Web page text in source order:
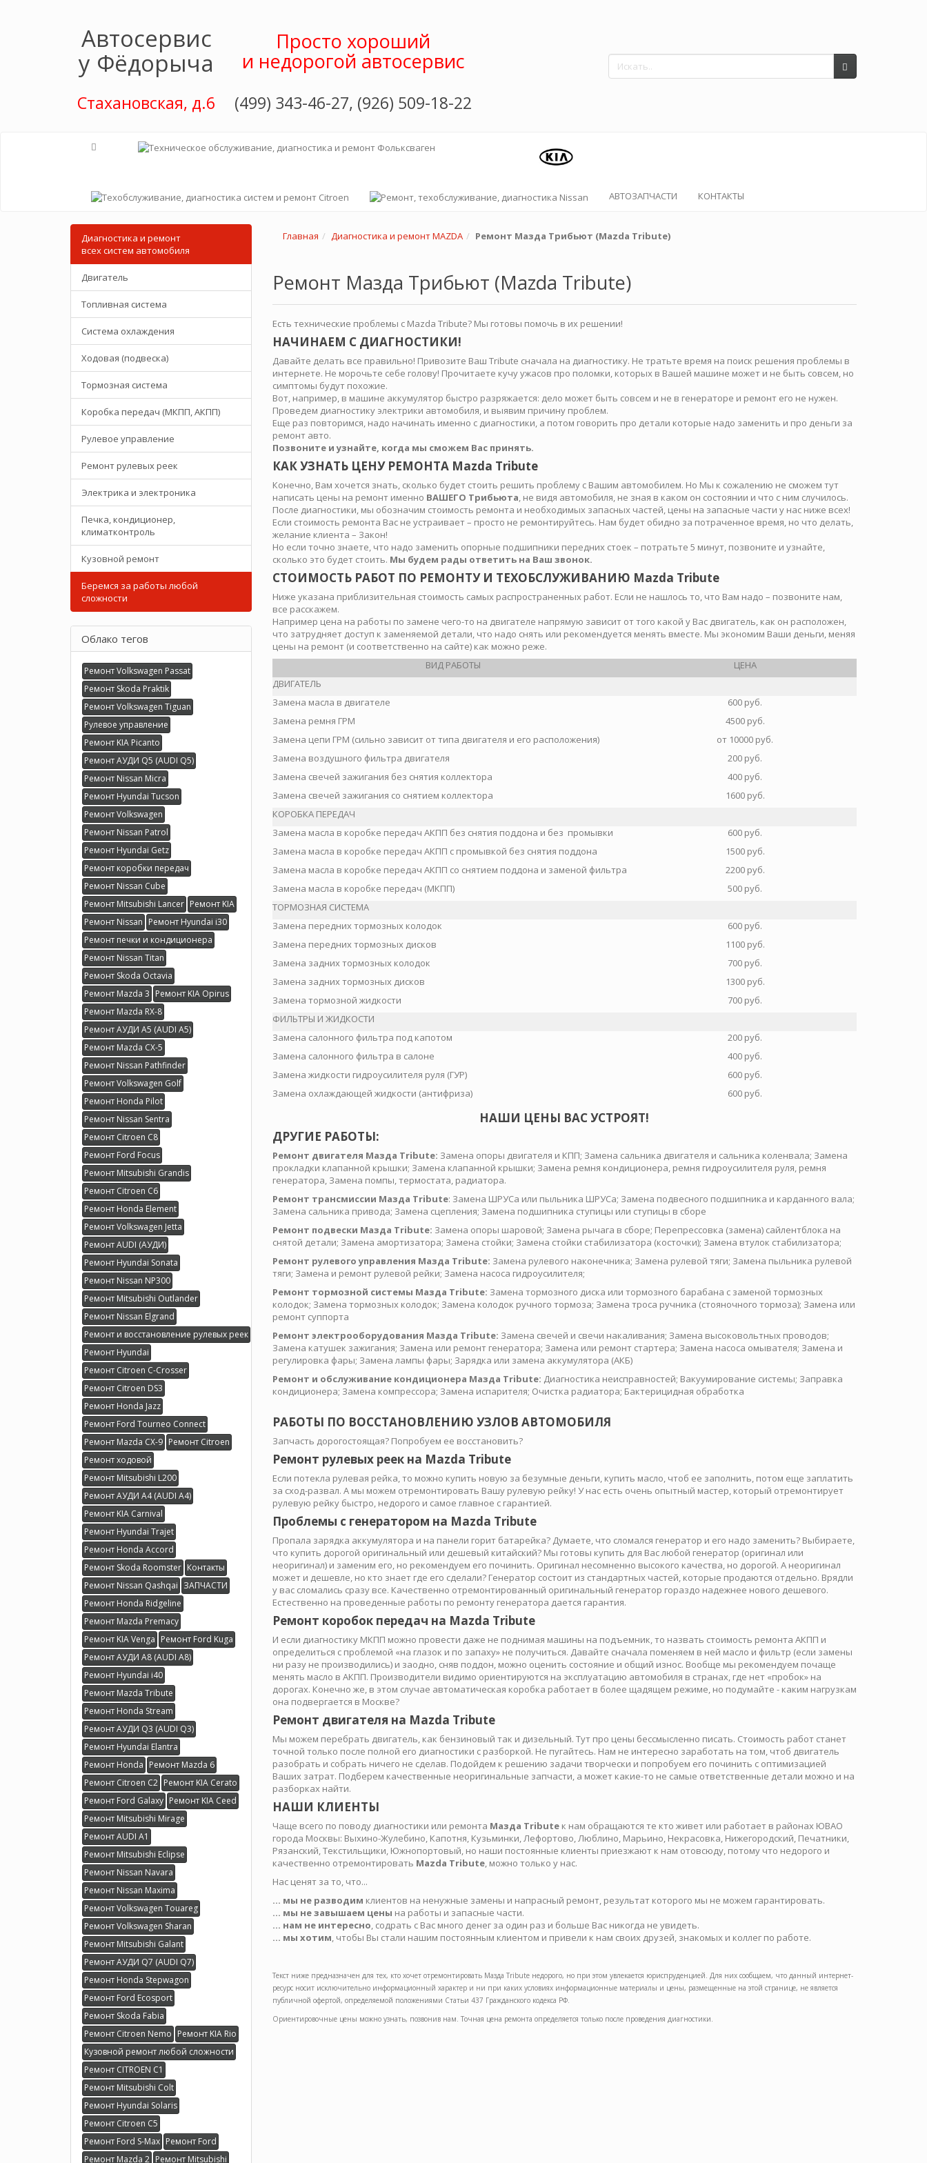
Автосервис
у Фёдорыча
Просто хороший
и недорогой автосервис
Стахановская, д.6 (499) 343-46-27, (926) 509-18-22
АВТОЗАПЧАСТИ КОНТАКТЫ
Диагностика и ремонт
всех cистем автомобиля
Двигатель
Топливная система
Система охлаждения
Ходовая (подвеска)
Тормозная система
Коробка передач (МКПП, АКПП)
Рулевое управление
Ремонт рулевых реек
Электрика и электроника
Печка, кондиционер,
климатконтроль
Кузовной ремонт
Беремся за работы любой
сложности
Облако тегов
Ремонт Volkswagen Passat
Ремонт Skoda Praktik
Ремонт Volkswagen Tiguan
Рулевое управление
Ремонт KIA Picanto
Ремонт АУДИ Q5 (AUDI Q5)
Ремонт Nissan Micra
Ремонт Hyundai Tucson
Ремонт Volkswagen
Ремонт Nissan Patrol
Ремонт Hyundai Getz
Ремонт коробки передач
Ремонт Nissan Cube
Ремонт Mitsubishi Lancer Ремонт KIA
Ремонт Nissan Ремонт Hyundai i30
Ремонт печки и кондиционера
Ремонт Nissan Titan
Ремонт Skoda Octavia
Ремонт Mazda 3 Ремонт KIA Opirus
Ремонт Mazda RX-8
Ремонт АУДИ А5 (AUDI A5)
Ремонт Mazda CX-5
Ремонт Nissan Pathfinder
Ремонт Volkswagen Golf
Ремонт Honda Pilot
Ремонт Nissan Sentra
Ремонт Citroen C8
Ремонт Ford Focus
Ремонт Mitsubishi Grandis
Ремонт Citroen C6
Ремонт Honda Element
Ремонт Volkswagen Jetta
Ремонт AUDI (АУДИ)
Ремонт Hyundai Sonata
Ремонт Nissan NP300
Ремонт Mitsubishi Outlander
Ремонт Nissan Elgrand
Ремонт и восстановление рулевых реек
Ремонт Hyundai
Ремонт Citroen C-Crosser
Ремонт Citroen DS3
Ремонт Honda Jazz
Ремонт Ford Tourneo Connect
Ремонт Mazda CX-9 Ремонт Citroen
Ремонт ходовой
Ремонт Mitsubishi L200
Ремонт АУДИ А4 (AUDI A4)
Ремонт KIA Carnival
Ремонт Hyundai Trajet
Ремонт Honda Accord
Ремонт Skoda Roomster Контакты
Ремонт Nissan Qashqai ЗАПЧАСТИ
Ремонт Honda Ridgeline
Ремонт Mazda Premacy
Ремонт KIA Venga Ремонт Ford Kuga
Ремонт АУДИ А8 (AUDI A8)
Ремонт Hyundai i40
Ремонт Mazda Tribute
Ремонт Honda Stream
Ремонт АУДИ Q3 (AUDI Q3)
Ремонт Hyundai Elantra
Ремонт Honda Ремонт Mazda 6
Ремонт Citroen C2 Ремонт KIA Cerato
Ремонт Ford Galaxy Ремонт KIA Ceed
Ремонт Mitsubishi Mirage
Ремонт AUDI A1
Ремонт Mitsubishi Eclipse
Ремонт Nissan Navara
Ремонт Nissan Maxima
Ремонт Volkswagen Touareg
Ремонт Volkswagen Sharan
Ремонт Mitsubishi Galant
Ремонт АУДИ Q7 (AUDI Q7)
Ремонт Honda Stepwagon
Ремонт Ford Ecosport
Ремонт Skoda Fabia
Ремонт Citroen Nemo Ремонт KIA Rio
Кузовной ремонт любой сложности
Ремонт CITROEN C1
Ремонт Mitsubishi Colt
Ремонт Hyundai Solaris
Ремонт Citroen C5
Ремонт Ford S-Max Ремонт Ford
Ремонт Mazda 2 Ремонт Mitsubishi
Главная Диагностика и ремонт MAZDA Ремонт Мазда Трибьют (Mazda Tribute)
Ремонт Мазда Трибьют (Mazda Tribute)
Есть технические проблемы с Mazda Tribute? Мы готовы помочь в их решении!
НАЧИНАЕМ С ДИАГНОСТИКИ!
Давайте делать все правильно! Привозите Ваш Tribute сначала на диагностику. Не тратьте время на поиск решения проблемы в
интернете. Не морочьте себе голову! Прочитаете кучу ужасов про поломки, которых в Вашей машине может и не быть совсем, но
симптомы будут похожие.
Вот, например, в машине аккумулятор быстро разряжается: дело может быть совсем и не в генераторе и ремонт его не нужен.
Проведем диагностику электрики автомобиля, и выявим причину проблем.
Еще раз повторимся, надо начинать именно с диагностики, а потом говорить про детали которые надо заменить и про деньги за
ремонт авто.
Позвоните и узнайте, когда мы сможем Вас принять.
КАК УЗНАТЬ ЦЕНУ РЕМОНТА Mazda Tribute
Конечно, Вам хочется знать, сколько будет стоить решить проблему с Вашим автомобилем. Но Мы к сожалению не сможем тут
написать цены на ремонт именно ВАШЕГО Трибьюта , не видя автомобиля, не зная в каком он состоянии и что с ним случилось.
После диагностики, мы обозначим стоимость ремонта и необходимых запасных частей, цены на запасные части у нас ниже всех!
Если стоимость ремонта Вас не устраивает – просто не ремонтируйтесь. Нам будет обидно за потраченное время, но что делать,
желание клиента – Закон!
Но если точно знаете, что надо заменить опорные подшипники передних стоек – потратьте 5 минут, позвоните и узнайте,
сколько это будет стоить. Мы будем рады ответить на Ваш звонок.
СТОИМОСТЬ РАБОТ ПО РЕМОНТУ И ТЕХОБСЛУЖИВАНИЮ Mazda Tribute
Ниже указана приблизительная стоимость самых распространенных работ. Если не нашлось то, что Вам надо – позвоните нам,
все расскажем.
Например цена на работы по замене чего-то на двигателе напрямую зависит от того какой у Вас двигатель, как он расположен,
что затрудняет доступ к заменяемой детали, что надо снять или рекомендуется менять вместе. Мы экономим Ваши деньги, меняя
цены на ремонт (и соответственно на сайте) как можно реже.
ВИД РАБОТЫ
ЦЕНА
ДВИГАТЕЛЬ
Замена масла в двигателе
600 руб.
Замена ремня ГРМ
4500 руб.
Замена цепи ГРМ (сильно зависит от типа двигателя и его расположения)
от 10000 руб.
Замена воздушного фильтра двигателя
200 руб.
Замена свечей зажигания без снятия коллектора
400 руб.
Замена свечей зажигания со снятием коллектора
1600 руб.
КОРОБКА ПЕРЕДАЧ
Замена масла в коробке передач АКПП без снятия поддона и без промывки
600 руб.
Замена масла в коробке передач АКПП с промывкой без снятия поддона
1500 руб.
Замена масла в коробке передач АКПП со снятием поддона и заменой фильтра
2200 руб.
Замена масла в коробке передач (МКПП)
500 руб.
ТОРМОЗНАЯ СИСТЕМА
Замена передних тормозных колодок
600 руб.
Замена передних тормозных дисков
1100 руб.
Замена задних тормозных колодок
700 руб.
Замена задних тормозных дисков
1300 руб.
Замена тормозной жидкости
700 руб.
ФИЛЬТРЫ И ЖИДКОСТИ
Замена салонного фильтра под капотом
200 руб.
Замена салонного фильтра в салоне
400 руб.
Замена жидкости гидроусилителя руля (ГУР)
600 руб.
Замена охлаждающей жидкости (антифриза)
600 руб.
НАШИ ЦЕНЫ ВАС УСТРОЯТ!
ДРУГИЕ РАБОТЫ:
Ремонт двигателя Мазда Tribute: Замена опоры двигателя и КПП; Замена сальника двигателя и сальника коленвала; Замена
прокладки клапанной крышки; Замена клапанной крышки; Замена ремня кондиционера, ремня гидроусилителя руля, ремня
генератора, Замена помпы, термостата, радиатора.
Ремонт трансмиссии Мазда Tribute: Замена ШРУСа или пыльника ШРУСа; Замена подвесного подшипника и карданного вала;
Замена сальника привода; Замена сцепления; Замена подшипника ступицы или ступицы в сборе
Ремонт подвески Мазда Tribute: Замена опоры шаровой; Замена рычага в сборе; Перепрессовка (замена) сайлентблока на
снятой детали; Замена амортизатора; Замена стойки; Замена стойки стабилизатора (косточки); Замена втулок стабилизатора;
Ремонт рулевого управления Мазда Tribute: Замена рулевого наконечника; Замена рулевой тяги; Замена пыльника рулевой
тяги; Замена и ремонт рулевой рейки; Замена насоса гидроусилителя;
Ремонт тормозной системы Мазда Tribute: Замена тормозного диска или тормозного барабана с заменой тормозных
колодок; Замена тормозных колодок; Замена колодок ручного тормоза; Замена троса ручника (стояночного тормоза); Замена или
ремонт суппорта
Ремонт электрооборудования Мазда Tribute: Замена свечей и свечи накаливания; Замена высоковольтных проводов;
Замена катушек зажигания; Замена или ремонт генератора; Замена или ремонт стартера; Замена насоса омывателя; Замена и
регулировка фары; Замена лампы фары; Зарядка или замена аккумулятора (АКБ)
Ремонт и обслуживание кондиционера Мазда Tribute: Диагностика неисправностей; Вакуумирование системы; Заправка
кондиционера; Замена компрессора; Замена испарителя; Очистка радиатора; Бактерицидная обработка
РАБОТЫ ПО ВОССТАНОВЛЕНИЮ УЗЛОВ АВТОМОБИЛЯ
Запчасть дорогостоящая? Попробуем ее восстановить?
Ремонт рулевых реек на Mazda Tribute
Если потекла рулевая рейка, то можно купить новую за безумные деньги, купить масло, чтоб ее заполнить, потом еще заплатить
за сход-развал. А мы можем отремонтировать Вашу рулевую рейку! У нас есть очень опытный мастер, который отремонтирует
рулевую рейку быстро, недорого и самое главное с гарантией.
Проблемы с генератором на Mazda Tribute
Пропала зарядка аккумулятора и на панели горит батарейка? Думаете, что сломался генератор и его надо заменить? Выбираете,
что купить дорогой оригинальный или дешевый китайский? Мы готовы купить для Вас любой генератор (оригинал или
неоригинал) и заменим его, но рекомендуем его починить. Оригинал несомненно высокого качества, но дорогой. А неоригинал
может и дешевле, но кто знает где его сделали? Генератор состоит из стандартных частей, которые продаются отдельно. Врядли
у вас сломались сразу все. Качественно отремонтированный оригинальный генератор гораздо надежнее нового дешевого.
Естественно на проведенные работы по ремонту генератора дается гарантия.
Ремонт коробок передач на Mazda Tribute
И если диагностику МКПП можно провести даже не поднимая машины на подъемник, то назвать стоимость ремонта АКПП и
определиться с проблемой «на глазок и по запаху» не получиться. Давайте сначала поменяем в ней масло и фильтр (если замены
ни разу не производились) и заодно, сняв поддон, можно оценить состояние и общий износ. Вообще мы рекомендуем почаще
менять масло в АКПП. Производители видимо ориентируются на эксплуатацию автомобиля в странах, где нет «пробок» на
дорогах. Конечно же, в этом случае автоматическая коробка работает в более щадящем режиме, но подумайте - каким нагрузкам
она подвергается в Москве?
Ремонт двигателя на Mazda Tribute
Мы можем перебрать двигатель, как бензиновый так и дизельный. Тут про цены бессмысленно писать. Стоимость работ станет
точной только после полной его диагностики с разборкой. Не пугайтесь. Нам не интересно заработать на том, чтоб двигатель
разобрать и собрать ничего не сделав. Подойдем к решению задачи творчески и попробуем его починить с оптимизацией
Ваших затрат. Подберем качественные неоригинальные запчасти, а может какие-то не самые ответственные детали можно и на
разборках найти.
НАШИ КЛИЕНТЫ
Чаще всего по поводу диагностики или ремонта Мазда Tributeк нам обращаются те кто живет или работает в районах ЮВАО
города Москвы: Выхино-Жулебино, Капотня, Кузьминки, Лефортово, Люблино, Марьино, Некрасовка, Нижегородский, Печатники,
Рязанский, Текстильщики, Южнопортовый, но наши постоянные клиенты приезжают к нам отовсюду, потому что недорого и
качественно отремонтировать Mazda Tribute, можно только у нас.
Нас ценят за то, что...
... мы не разводим клиентов на ненужные замены и напрасный ремонт, результат которого мы не можем гарантировать.
... мы не завышаем цены на работы и запасные части.
... нам не интересно , содрать с Вас много денег за один раз и больше Вас никогда не увидеть.
... мы хотим , чтобы Вы стали нашим постоянным клиентом и привели к нам своих друзей, знакомых и коллег по работе.
Текст ниже предназначен для тех, кто хочет отремонтировать Мазда Tribute недорого, но при этом увлекается юриспруденцией. Для них сообщаем, что данный интернет-
ресурс носит исключительно информационный характер и ни при каких условиях информационные материалы и цены, размещенные на этой странице, не является
публичной офертой, определяемой положениями Статьи 437 Гражданского кодекса РФ.
Ориентировочные цены можно узнать, позвонив нам. Точная цена ремонта определяется только после проведения диагностики.